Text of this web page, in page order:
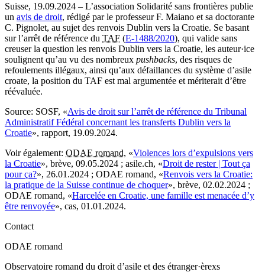
Suisse, 19.09.2024 – L’association Solidarité sans frontières publie
un avis de droit, rédigé par le professeur F. Maiano et sa doctorante
C. Pignolet, au sujet des renvois Dublin vers la Croatie. Se basant
sur l’arrêt de référence du TAF (E-1488/2020), qui valide sans
creuser la question les renvois Dublin vers la Croatie, les auteur·ice
soulignent qu’au vu des nombreux pushbacks, des risques de
refoulements illégaux, ainsi qu’aux défaillances du système d’asile
croate, la position du TAF est mal argumentée et mériterait d’être
réévaluée.
Source: SOSF, «Avis de droit sur l’arrêt de référence du Tribunal
Administratif Fédéral concernant les transferts Dublin vers la
Croatie», rapport, 19.09.2024.
Voir également: ODAE romand, «Violences lors d’expulsions vers
la Croatie», brève, 09.05.2024 ; asile.ch, «Droit de rester | Tout ça
pour ça?», 26.01.2024 ; ODAE romand, «Renvois vers la Croatie:
la pratique de la Suisse continue de choquer», brève, 02.02.2024 ;
ODAE romand, «Harcelée en Croatie, une famille est menacée d’y
être renvoyée», cas, 01.01.2024.
Contact
ODAE romand
Observatoire romand du droit d’asile et des étranger·èrexs